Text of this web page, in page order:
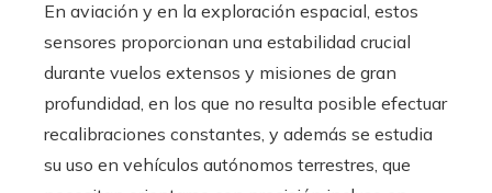
En aviación y en la exploración espacial, estos
sensores proporcionan una estabilidad crucial
durante vuelos extensos y misiones de gran
profundidad, en los que no resulta posible efectuar
recalibraciones constantes, y además se estudia
su uso en vehículos autónomos terrestres, que